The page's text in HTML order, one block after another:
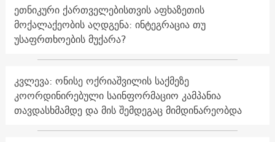
ეთნიკური ქართველებისთვის აფხაზეთის
მოქალაქეობის აღდგენა: ინტეგრაცია თუ
უსაფრთხოების მუქარა?
კვლევა: ონისე ოქრიაშვილის საქმეზე
კოორდინირებული საინფორმაციო კამპანია
თავდასხმამდე და მის შემდეგაც მიმდინარეობდა